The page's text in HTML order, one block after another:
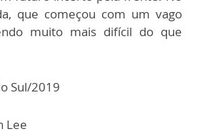
que começou com um vago
muito mais difícil do que
Sul/2019
Lee